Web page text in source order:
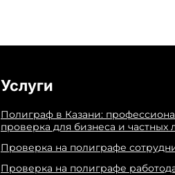
Услуги
Полиграф в Казани:
проверка для бизнеса и частных
Проверка на полиграфе
Проверка на полиграфе